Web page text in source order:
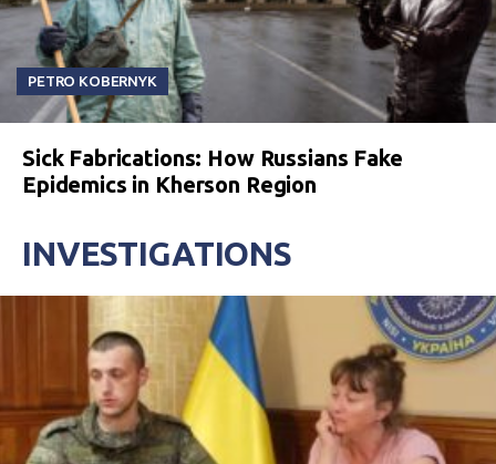
PETRO KOBERNYK
Sick Fabrications: How Russians Fake
Epidemics in Kherson Region
INVESTIGATIONS